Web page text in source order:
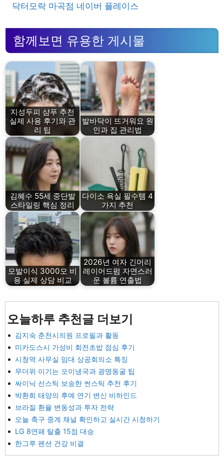
닥터모락 마곡점 네이버 플레이스
함께보면 유용한 게시물
지성두피 샴푸 추천
실제 사용 후기와 관
리 팁
발바닥이 뜨거워요 원
인과 집 관리법
김혜수 55세 중단발
스타일링 핵심 정리
다이소 욕실 필수템 4
가지 추천
모발이식 3000모 비
용 실제 상담 비교
2026년 여자 긴머리
레이어드펌 자연스러
운 볼륨 연출법
오늘하루 추천글 더보기
김지숙 춘천시의원 프로필과 활동
미카도스시 가성비 회전초밥 점심 후기
시청역 사무실 임대 상공회의소 특징
무더위 이기는 오이냉국과 광명동굴 팁
싸이닉 선스틱 보송한 썬스틱 추천 후기
박환희 태양의 후예 연기 변신 비하인드
브라질 환율 변동성과 투자 전략
오늘 축구 중계 채널 확인하고 실시간 시청하기
LG 8연패 탈출 15점 대승
한그루 펜션 건강 비결